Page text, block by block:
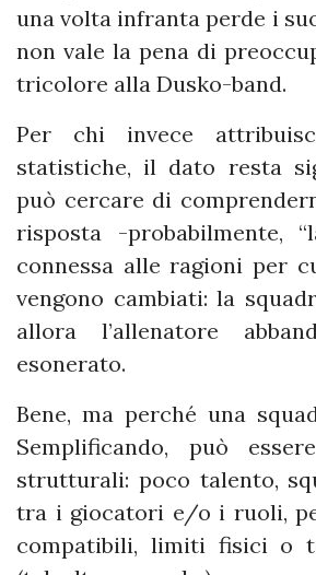
una volta infranta perde i
non vale la pena di
tricolore alla Dusko-band.
Per chi invece
statistiche, il dato resta
può cercare di
risposta -probabilmente,
connessa alle ragioni per
vengono cambiati: la
allora l’allenatore
esonerato.
Bene, ma perché una
Semplificando, può
strutturali: poco talento,
tra i giocatori e/o i ruoli,
compatibili, limiti fisici o